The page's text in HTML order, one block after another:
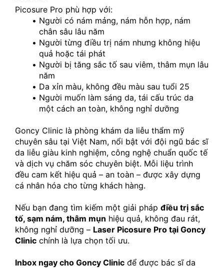
Picosure Pro phù hợp với:
Người có nám mảng, nám hỗn hợp, nám
chân sâu lâu năm
Người từng điều trị nám nhưng không hiệu
quả hoặc tái phát
Người bị tăng sắc tố sau viêm, thâm mụn lâu
năm
Da xỉn màu, không đều màu sau tuổi 25
Người muốn làm sáng da, tái cấu trúc da
một cách an toàn, không nghỉ dưỡng
Goncy Clinic là phòng khám da liễu thẩm mỹ
chuyên sâu tại Việt Nam, nổi bật với đội ngũ bác sĩ
da liễu giàu kinh nghiệm, công nghệ chuẩn quốc tế
và dịch vụ chăm sóc chuyên biệt. Mỗi liệu trình
đều cam kết hiệu quả – an toàn – được xây dựng
cá nhân hóa cho từng khách hàng.
Nếu bạn đang tìm kiếm một giải pháp điều trị sắc
tố, sạm nám, thâm mụn hiệu quả, không đau rát,
không nghỉ dưỡng – Laser Picosure Pro tại Goncy
Clinic chính là lựa chọn tối ưu.
Inbox ngay cho Goncy Clinic để được bác sĩ da